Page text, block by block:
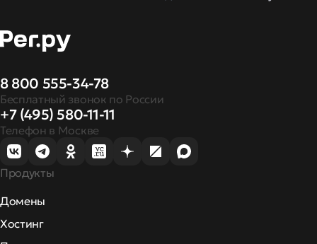
8 800 555-34-78
Бесплатный звонок по России
+7 (495) 580-11-11
Телефон в Москве
Продукты
Домены
Хостинг